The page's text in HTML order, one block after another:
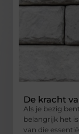
De kracht
Als je bezig
belangrijk het
van die